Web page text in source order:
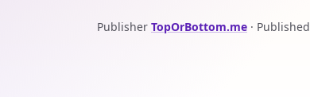
Publisher TopOrBottom.me · Published